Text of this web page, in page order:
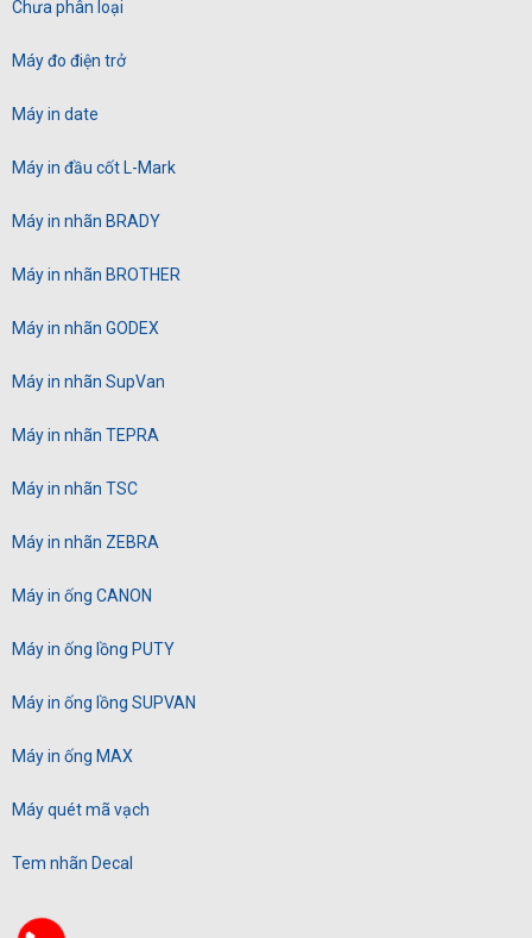
Chưa phân loại
Máy đo điện trở
Máy in date
Máy in đầu cốt L-Mark
Máy in nhãn BRADY
Máy in nhãn BROTHER
Máy in nhãn GODEX
Máy in nhãn SupVan
Máy in nhãn TEPRA
Máy in nhãn TSC
Máy in nhãn ZEBRA
Máy in ống CANON
Máy in ống lồng PUTY
Máy in ống lồng SUPVAN
Máy in ống MAX
Máy quét mã vạch
Tem nhãn Decal